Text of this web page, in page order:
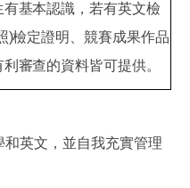
基本認識，若有英文檢
)檢定證明、競賽成果作品
審查的資料皆可提供。
英文，並自我充實管理